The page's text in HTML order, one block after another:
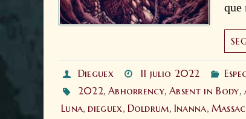
que
Dieguex 11 julio 2022
2022, Abhorrency,Absent in Body,
Luna,dieguex, Doldrum, Inanna,